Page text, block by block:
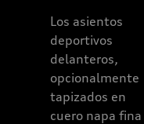
Los asientos
deportivos
delanteros,
opcionalmente
tapizados en
cuero napa fina